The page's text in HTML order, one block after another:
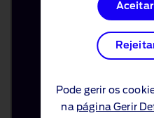
Pode gerir os
na página Gerir
Pode gerir os
na página Gerir